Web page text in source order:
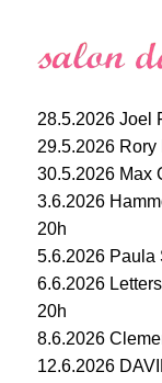
28.5.2026 Joel
29.5.2026 Rory
30.5.2026 Max
3.6.2026
20h
5.6.2026 Paula
6.6.2026
20h
8.6.2026
12.6.2026